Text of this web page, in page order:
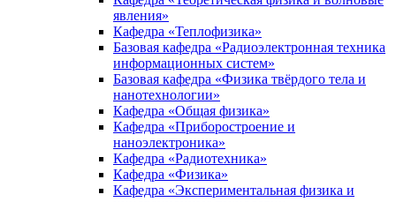
явления»
Кафедра «Теплофизика»
Базовая кафедра «Радиоэлектронная техника
информационных систем»
Базовая кафедра «Физика твёрдого тела и
нанотехнологии»
Кафедра «Общая физика»
Кафедра «Приборостроение и
наноэлектроника»
Кафедра «Радиотехника»
Кафедра «Физика»
Кафедра «Экспериментальная физика и